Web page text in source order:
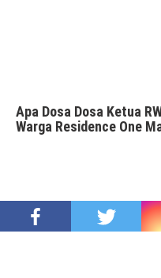
Apa Dosa Dosa Ketua
Warga Residence One